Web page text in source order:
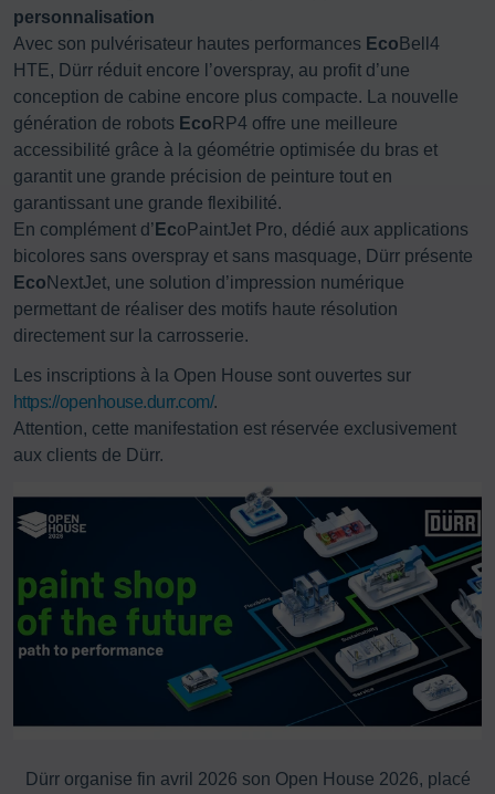
personnalisation
Avec son pulvérisateur hautes performances Eco Bell4
HTE, Dürr réduit encore l’overspray, au profit d’une
conception de cabine encore plus compacte. La nouvelle
génération de robots Eco RP4 offre une meilleure
accessibilité grâce à la géométrie optimisée du bras et
garantit une grande précision de peinture tout en
garantissant une grande flexibilité.
En complément d’ EcoPaintJet Pro, dédié aux applications
bicolores sans overspray et sans masquage, Dürr présente
Eco NextJet, une solution d’impression numérique
permettant de réaliser des motifs haute résolution
directement sur la carrosserie.
Les inscriptions à la Open House sont ouvertes sur
https://openhouse.durr.com/.
Attention, cette manifestation est réservée exclusivement
aux clients de Dürr.
Dürr organise fin avril 2026 son Open House 2026, placé